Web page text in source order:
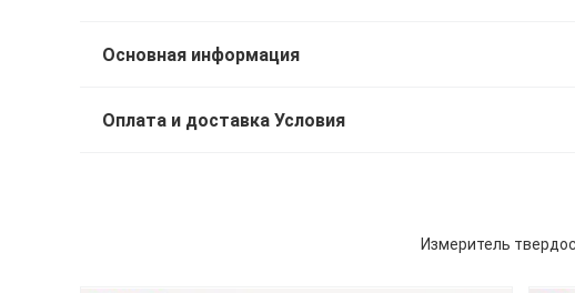
Основная информация
Оплата и доставка Условия
Измеритель